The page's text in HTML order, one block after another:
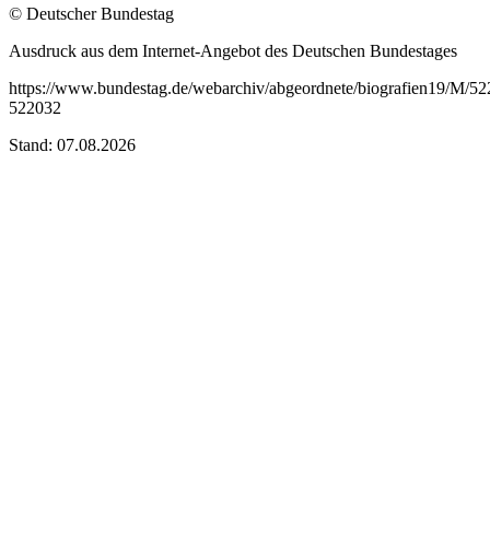
© Deutscher Bundestag
Ausdruck aus dem Internet-Angebot des Deutschen Bundestages
https://www.bundestag.de/webarchiv/abgeordnete/biografien19/M/
522032
Stand: 07.08.2026